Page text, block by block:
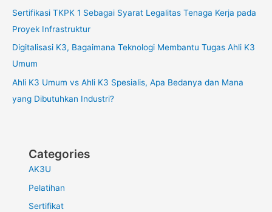
Sertifikasi TKPK 1 Sebagai Syarat Legalitas Tenaga Kerja pada
Proyek Infrastruktur
Digitalisasi K3, Bagaimana Teknologi Membantu Tugas Ahli K3
Umum
Ahli K3 Umum vs Ahli K3 Spesialis, Apa Bedanya dan Mana
yang Dibutuhkan Industri?
Categories
AK3U
Pelatihan
Sertifikat